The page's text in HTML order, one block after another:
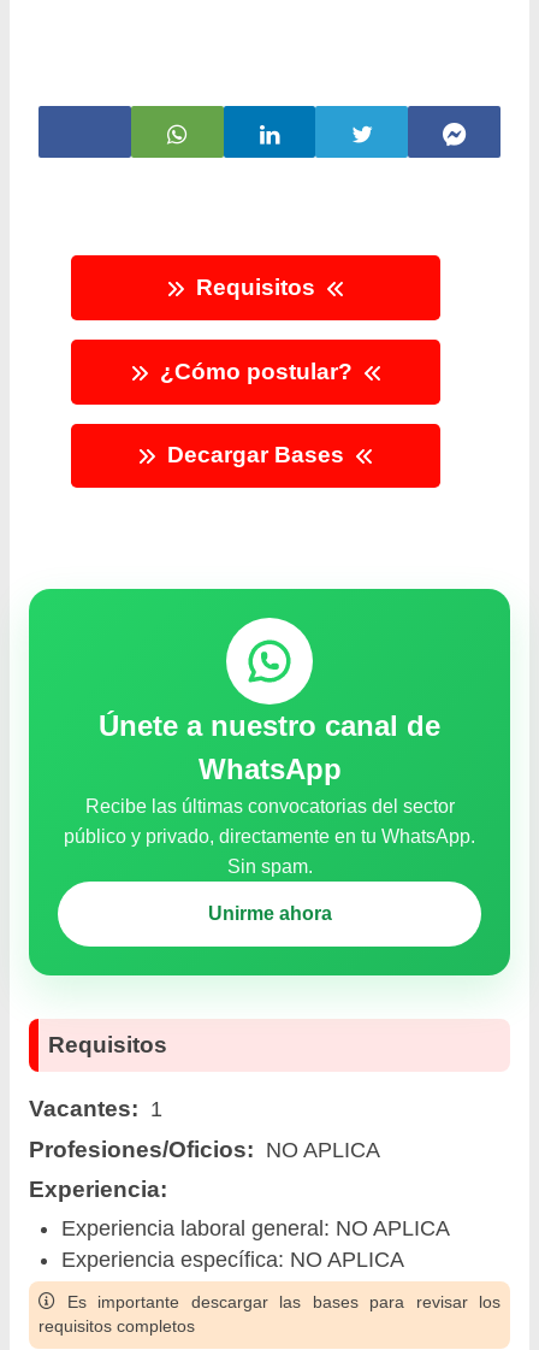
Requisitos
¿Cómo postular?
Decargar Bases
Únete a nuestro canal de
WhatsApp
Recibe las últimas convocatorias del sector
público y privado, directamente en tu WhatsApp.
Sin spam.
Unirme ahora
Requisitos
Vacantes: 1
Profesiones/Oficios: NO APLICA
Experiencia:
Experiencia laboral general: NO APLICA
Experiencia específica: NO APLICA
Es importante descargar las bases para revisar los
requisitos completos